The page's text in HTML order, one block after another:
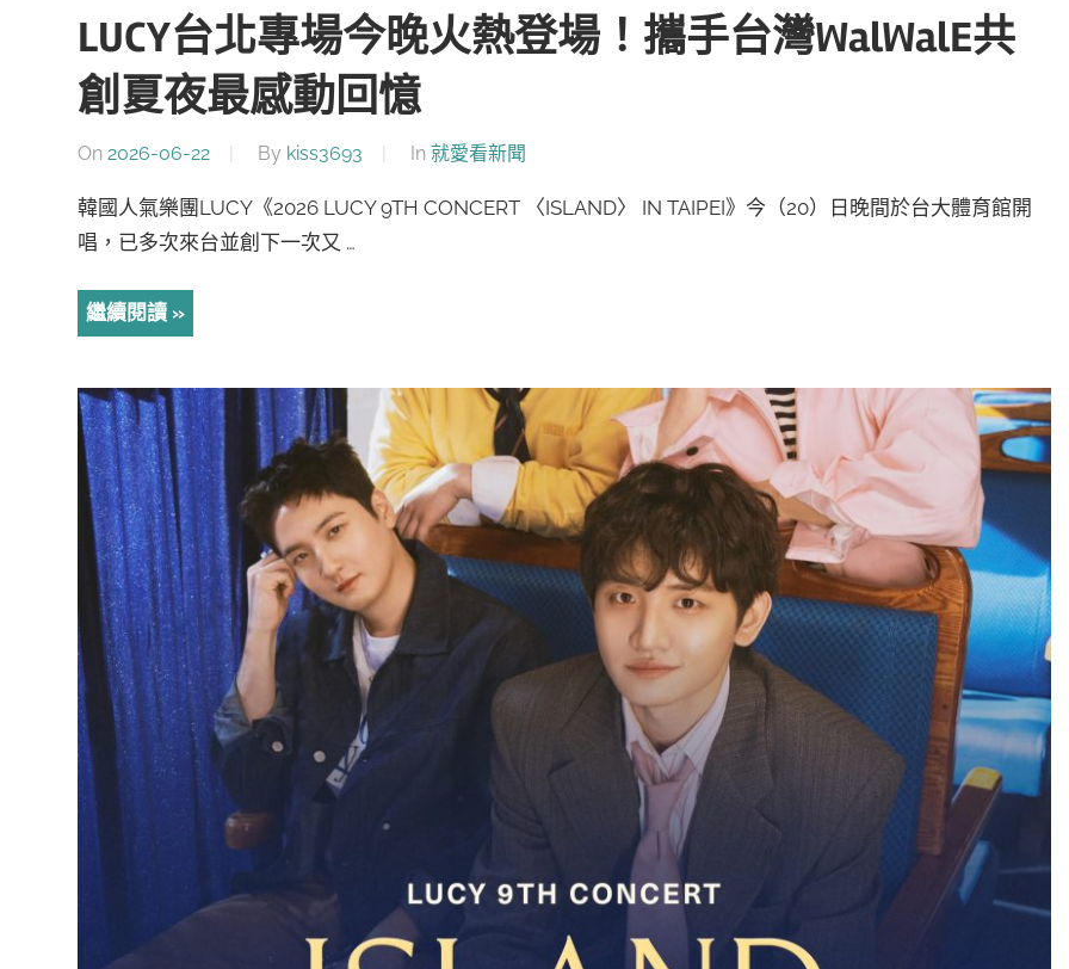
LUCY台北專場今晚火熱登場！攜手台灣WalWalE共
創夏夜最感動回憶
On 2026-06-22 By kiss3693 In 就愛看新聞
韓國人氣樂團LUCY《2026 LUCY 9TH CONCERT 〈ISLAND〉 IN TAIPEI》今（20）日晚間於台大體育館開
唱，已多次來台並創下一次又 …
繼續閱讀